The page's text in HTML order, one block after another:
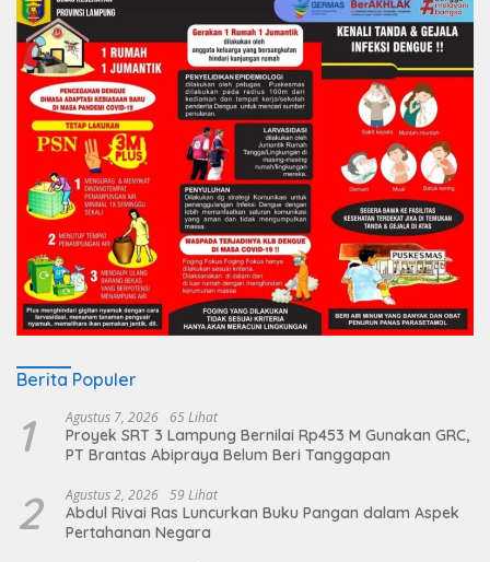
Berita Populer
1 Agustus 7, 2026 65 Lihat
Proyek SRT 3 Lampung Bernilai Rp453 M Gunakan GRC,
PT Brantas Abipraya Belum Beri Tanggapan
2 Agustus 2, 2026 59 Lihat
Abdul Rivai Ras Luncurkan Buku Pangan dalam Aspek
Pertahanan Negara